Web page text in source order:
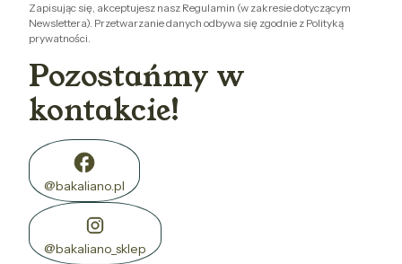
Zapisując się, akceptujesz nasz Regulamin (w zakresie dotyczącym
Newslettera). Przetwarzanie danych odbywa się zgodnie z Polityką
prywatności.
Pozostańmy w
kontakcie!
@bakaliano.pl
@bakaliano_sklep